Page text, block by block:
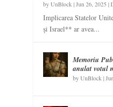
byUnBlock |Jun 26, 2025 |
Implicarea Statelor
și Israel** ar avea...
Memoriu
anulat votul
byUnBlock |